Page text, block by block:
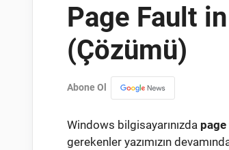
Page Fault
(Çözümü)
Abone Ol
Windows bilgisayarınızda
gerekenler yazımızın